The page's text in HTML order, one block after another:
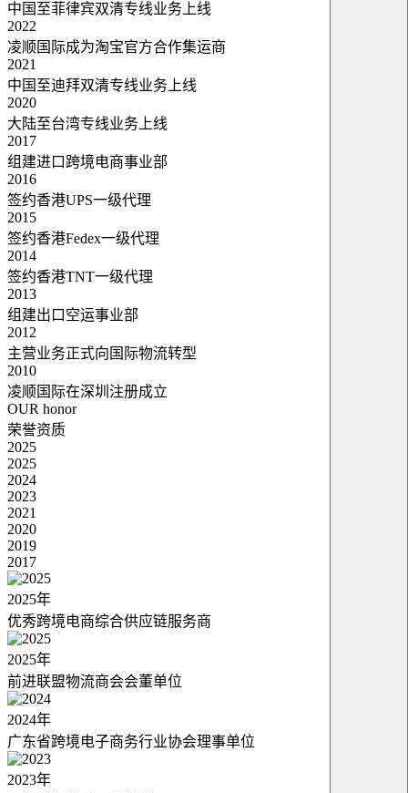
中国至菲律宾双清专线业务上线
2022
凌顺国际成为淘宝官方合作集运商
2021
中国至迪拜双清专线业务上线
2020
大陆至台湾专线业务上线
2017
组建进口跨境电商事业部
2016
签约香港UPS一级代理
2015
签约香港Fedex一级代理
2014
签约香港TNT一级代理
2013
组建出口空运事业部
2012
主营业务正式向国际物流转型
2010
凌顺国际在深圳注册成立
OUR honor
荣誉资质
2025
2025
2024
2023
2021
2020
2019
2017
2025年
优秀跨境电商综合供应链服务商
2025年
前进联盟物流商会会董单位
2024年
广东省跨境电子商务行业协会理事单位
2023年